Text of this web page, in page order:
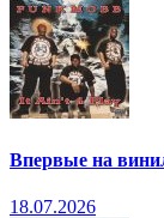
Впервые на
18.07.2026